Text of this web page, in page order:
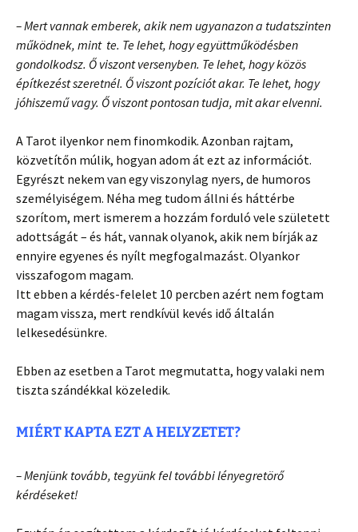
– Mert vannak emberek, akik nem ugyanazon a tudatszinten
működnek, mint te. Te lehet, hogy együttműködésben
gondolkodsz. Ő viszont versenyben. Te lehet, hogy közös
építkezést szeretnél. Ő viszont pozíciót akar. Te lehet, hogy
jóhiszemű vagy. Ő viszont pontosan tudja, mit akar elvenni.
A Tarot ilyenkor nem finomkodik. Azonban rajtam,
közvetítőn múlik, hogyan adom át ezt az információt.
Egyrészt nekem van egy viszonylag nyers, de humoros
személyiségem. Néha meg tudom állni és háttérbe
szorítom, mert ismerem a hozzám forduló vele született
adottságát – és hát, vannak olyanok, akik nem bírják az
ennyire egyenes és nyílt megfogalmazást. Olyankor
visszafogom magam.
Itt ebben a kérdés-felelet 10 percben azért nem fogtam
magam vissza, mert rendkívül kevés idő általán
lelkesedésünkre.
Ebben az esetben a Tarot megmutatta, hogy valaki nem
tiszta szándékkal közeledik.
MIÉRT KAPTA EZT A HELYZETET?
– Menjünk tovább, tegyünk fel további lényegretörő
kérdéseket!